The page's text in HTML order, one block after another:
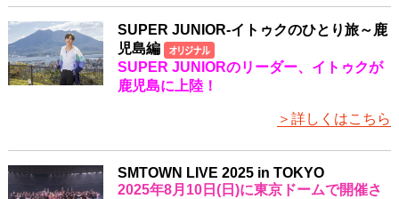
SUPER JUNIOR-イトゥクのひとり旅～鹿
児島編
SUPER JUNIORのリーダー、イトゥクが
鹿児島に上陸！
＞詳しくはこちら
SMTOWN LIVE 2025 in TOKYO
2025年8月10日(日)に東京ドームで開催さ